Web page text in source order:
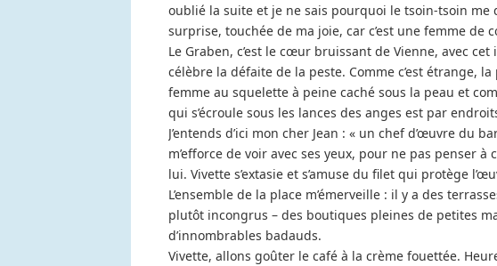
oublié la suite et je ne sais pourquoi le tsoin-tsoin
surprise, touchée de ma joie, car c’est une femme de
Le Graben, c’est le cœur bruissant de Vienne, avec
célèbre la défaite de la peste. Comme c’est étrange,
femme au squelette à peine caché sous la peau et
qui s’écroule sous les lances des anges est par
J’entends d’ici mon cher Jean : « un chef d’œuvre
m’efforce de voir avec ses yeux, pour ne pas penser
lui. Vivette s’extasie et s’amuse du filet qui protège
L’ensemble de la place m’émerveille : il y a des
plutôt incongrus – des boutiques pleines de petites
d’innombrables badauds.
Vivette, allons goûter le café à la crème fouettée.